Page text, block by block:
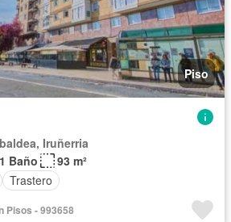
Piso
Iruñerria
1 Baño
93 m²
Trastero
Pisos - 993658